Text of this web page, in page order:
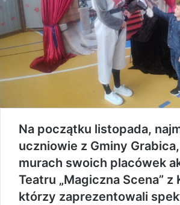
Na początku listopada,
uczniowie z Gminy
murach swoich placówek
Teatru „Magiczna Scena” z
którzy zaprezentowali